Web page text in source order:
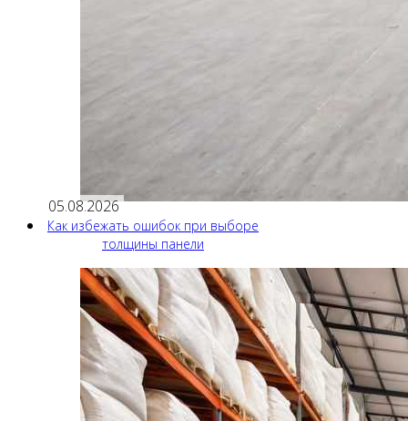
05.08.2026
Как избежать ошибок при выборе
толщины панели